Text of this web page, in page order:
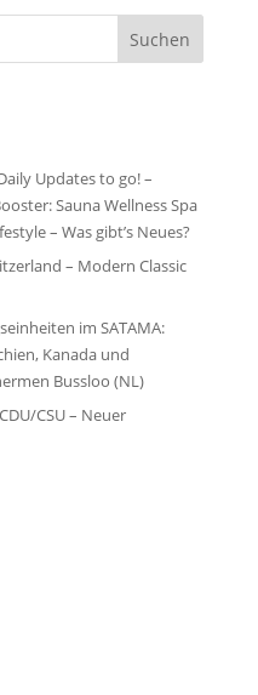
Updates to go! –
Sauna Wellness Spa
– Was gibt’s Neues?
– Modern Classic
im SATAMA:
Kanada und
Bussloo (NL)
CSU – Neuer